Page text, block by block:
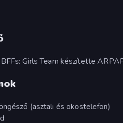
Girls Team készítette
(asztali és okostelefon)